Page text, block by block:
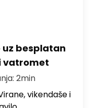
uz besplatan
vatromet
2min
vikendaše i